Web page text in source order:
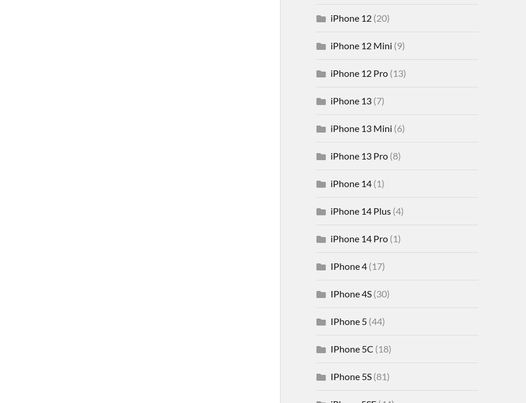
iPhone 12(20)
iPhone 12 Mini (9)
iPhone 12 Pro(13)
iPhone 13(7)
iPhone 13 Mini (6)
iPhone 13 Pro(8)
iPhone 14(1)
iPhone 14 Plus(4)
iPhone 14 Pro(1)
IPhone 4(17)
IPhone 4S(30)
IPhone 5(44)
IPhone 5C (18)
IPhone 5S(81)